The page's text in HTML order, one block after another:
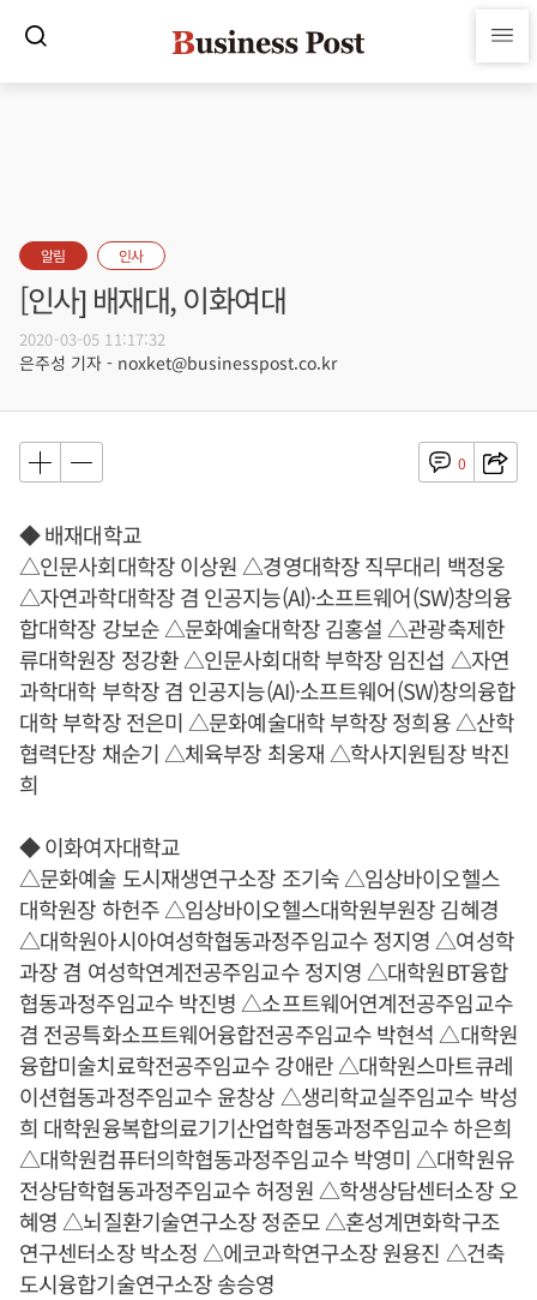
알림 인사
[인사] 배재대, 이화여대
2020-03-05 11:17:32
은주성 기자 - noxket@businesspost.co.kr
0
◆ 배재대학교
△인문사회대학장 이상원 △경영대학장 직무대리 백정웅
△자연과학대학장 겸 인공지능(AI)·소프트웨어(SW)창의융
합대학장 강보순 △문화예술대학장 김홍설 △관광축제한
류대학원장 정강환 △인문사회대학 부학장 임진섭 △자연
과학대학 부학장 겸 인공지능(AI)·소프트웨어(SW)창의융합
대학 부학장 전은미 △문화예술대학 부학장 정희용 △산학
협력단장 채순기 △체육부장 최웅재 △학사지원팀장 박진
희
◆ 이화여자대학교
△문화예술 도시재생연구소장 조기숙 △임상바이오헬스
대학원장 하헌주 △임상바이오헬스대학원부원장 김혜경
△대학원아시아여성학협동과정주임교수 정지영 △여성학
과장 겸 여성학연계전공주임교수 정지영 △대학원BT융합
협동과정주임교수 박진병 △소프트웨어연계전공주임교수
겸 전공특화소프트웨어융합전공주임교수 박현석 △대학원
융합미술치료학전공주임교수 강애란 △대학원스마트큐레
이션협동과정주임교수 윤창상 △생리학교실주임교수 박성
희 대학원융복합의료기기산업학협동과정주임교수 하은희
△대학원컴퓨터의학협동과정주임교수 박영미 △대학원유
전상담학협동과정주임교수 허정원 △학생상담센터소장 오
혜영 △뇌질환기술연구소장 정준모 △혼성계면화학구조
연구센터소장 박소정 △에코과학연구소장 원용진 △건축
도시융합기술연구소장 송승영